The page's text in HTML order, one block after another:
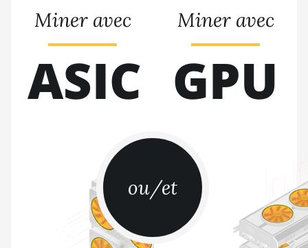
Immersion (301Th)
BITMAIN AntMiner S21 XP
(270Th)
BITMAIN AntMiner S21 XP
BITMAIN AntMiner S21 XP
Immersion (300Th)
BITMAIN AntMiner S21 XP+
Hyd (500Th)
BITMAIN AntMiner S21+
(216Th)
ou/et
Miner avec
ASIC
Miner avec
GPU